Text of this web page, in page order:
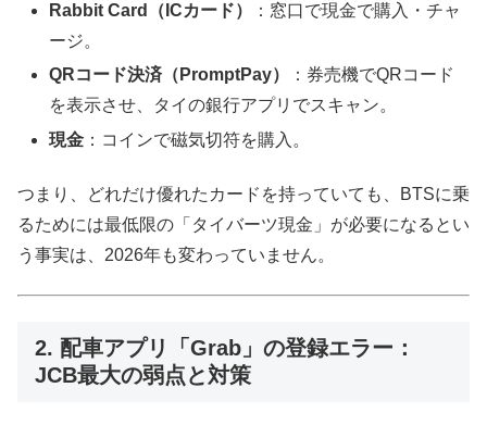
Rabbit Card（ICカード）
：窓口で現金で購入・チャ
ージ。
QRコード決済（PromptPay）
：券売機でQRコード
を表示させ、タイの銀行アプリでスキャン。
現金 ：コインで磁気切符を購入。
つまり、どれだけ優れたカードを持っていても、BTSに乗
るためには最低限の「タイバーツ現金」が必要になるとい
う事実は、2026年も変わっていません。
2. 配車アプリ「Grab」の登録エラー：
JCB最大の弱点と対策